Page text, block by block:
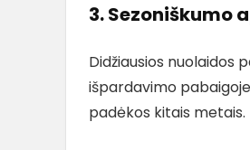
3. Sezoniškumo
Didžiausios nuolaidos
išpardavimo
padėkos kitais metais.